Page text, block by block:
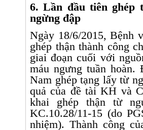
6. Lần đầu tiên ghép
ngừng đập
Ngày 18/6/2015, Bệnh
ghép thận thành công
giai đoạn cuối với
máu ngưng tuần
Nam ghép tạng lấy từ
quả của đề tài KH và
khai ghép thận từ
KC.10.28/11-15 (do
nhiệm). Thành công